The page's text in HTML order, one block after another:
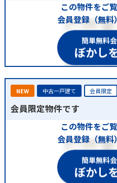
この物件をご
会員登録（無料
簡単無料
ぼかし
NEW 中古一戸建て 会員限定
会員限定物件です
この物件をご
会員登録（無料
簡単無料
ぼかし